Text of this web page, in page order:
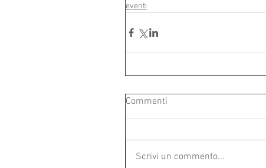
eventi
Commenti
Scrivi un commento...